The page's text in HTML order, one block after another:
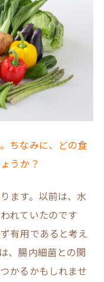
ちなみに、どの食
うか？
ます。以前は、水
れていたのです
有用であると考え
、腸内細菌との関
かるかもしれませ